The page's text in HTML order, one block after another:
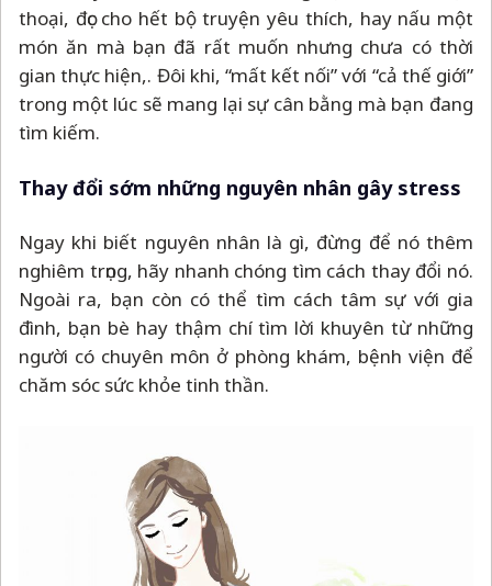
thoại, đọc cho hết bộ truyện yêu thích, hay nấu một
món ăn mà bạn đã rất muốn nhưng chưa có thời
gian thực hiện,. Đôi khi, “mất kết nối” với “cả thế giới”
trong một lúc sẽ mang lại sự cân bằng mà bạn đang
tìm kiếm.
Thay đổi sớm những nguyên nhân gây stress
Ngay khi biết nguyên nhân là gì, đừng để nó thêm
nghiêm trọng, hãy nhanh chóng tìm cách thay đổi nó.
Ngoài ra, bạn còn có thể tìm cách tâm sự với gia
đình, bạn bè hay thậm chí tìm lời khuyên từ những
người có chuyên môn ở phòng khám, bệnh viện để
chăm sóc sức khỏe tinh thần.